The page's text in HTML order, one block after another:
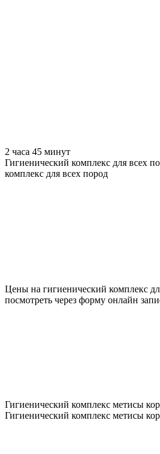
2 часа 45 минут
Гигиенический комплекс для всех
комплекс для всех пород
Цены на гигиенический комплекс
посмотреть через форму онлайн
Гигиенический комплекс метисы
Гигиенический комплекс метисы